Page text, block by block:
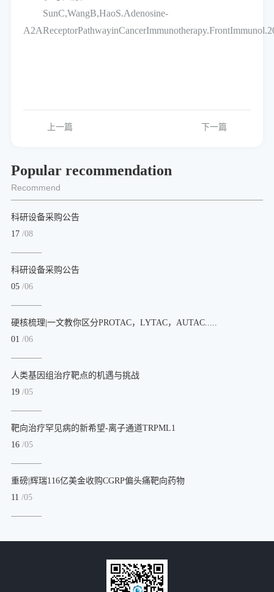
SunC,WangB,HaoS.Adenosine-
上一篇 下一篇
Popular recommendation
Recommend
科研设备采购公告
17 /08
科研设备采购公告
05 /06
硬核梳理|一文教你区分PROTAC，LYTAC，AUTAC.....
01 /06
人类基因组治疗靶点的机遇与挑战
19 /05
靶向治疗罕见病的新希望-离子通道TRPML1
16 /05
重磅|辉瑞116亿美金收购CGRP偏头痛靶向药物
11 /05